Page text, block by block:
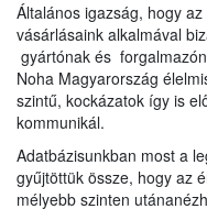
Általános igazság, hogy
vásárlásaink alkalmával
gyártónak és
Noha Magyarország
szintű, kockázatok így is
kommunikál.
Adatbázisunkban most a
gyűjtöttük össze, hogy az
mélyebb szinten